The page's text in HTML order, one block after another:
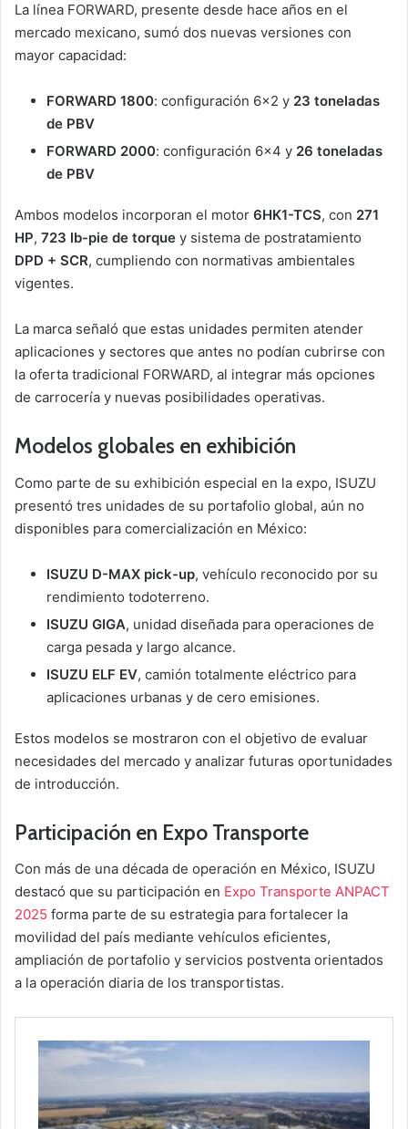
La línea FORWARD, presente desde hace años en el
mercado mexicano, sumó dos nuevas versiones con
mayor capacidad:
FORWARD 1800: configuración 6×2 y 23 toneladas
de PBV
FORWARD 2000: configuración 6×4 y 26 toneladas
de PBV
Ambos modelos incorporan el motor 6HK1-TCS, con 271
HP, 723 lb-pie de torque y sistema de postratamiento
DPD + SCR, cumpliendo con normativas ambientales
vigentes.
La marca señaló que estas unidades permiten atender
aplicaciones y sectores que antes no podían cubrirse con
la oferta tradicional FORWARD, al integrar más opciones
de carrocería y nuevas posibilidades operativas.
Modelos globales en exhibición
Como parte de su exhibición especial en la expo, ISUZU
presentó tres unidades de su portafolio global, aún no
disponibles para comercialización en México:
ISUZU D-MAX pick-up, vehículo reconocido por su
rendimiento todoterreno.
ISUZU GIGA, unidad diseñada para operaciones de
carga pesada y largo alcance.
ISUZU ELF EV, camión totalmente eléctrico para
aplicaciones urbanas y de cero emisiones.
Estos modelos se mostraron con el objetivo de evaluar
necesidades del mercado y analizar futuras oportunidades
de introducción.
Participación en Expo Transporte
Con más de una década de operación en México, ISUZU
destacó que su participación en Expo Transporte ANPACT
2025 forma parte de su estrategia para fortalecer la
movilidad del país mediante vehículos eficientes,
ampliación de portafolio y servicios postventa orientados
a la operación diaria de los transportistas.